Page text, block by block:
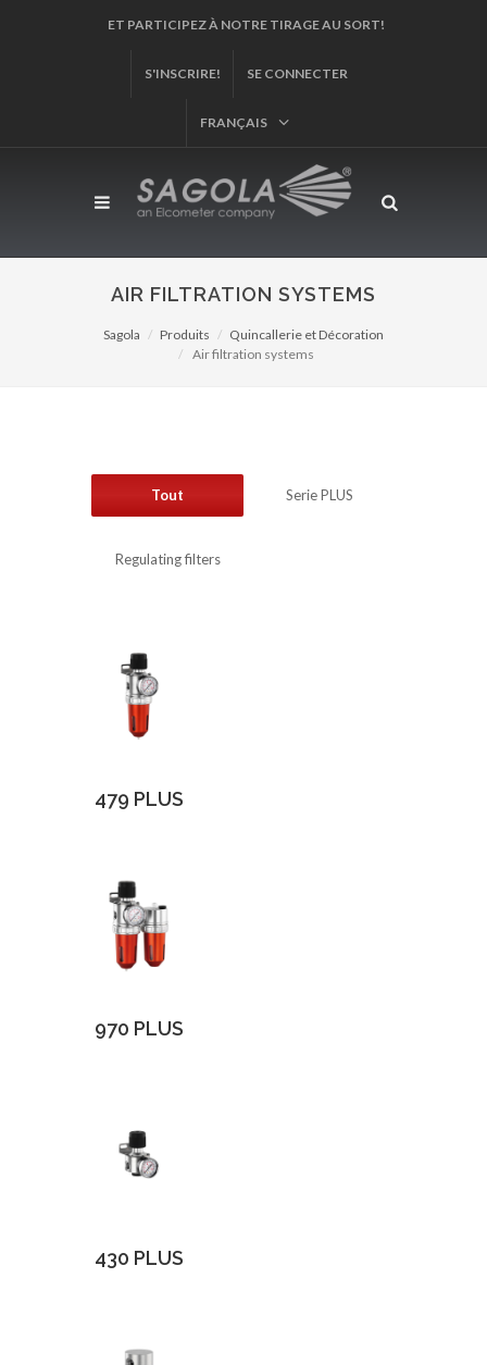
S'INSCRIRE! SE CONNECTER
FRANÇAIS
AIR FILTRATION SYSTEMS
Sagola Produits
Quincallerie et Décoration
Air filtration systems
Tout Serie PLUS
Regulating filters
479 PLUS
970 PLUS
430 PLUS